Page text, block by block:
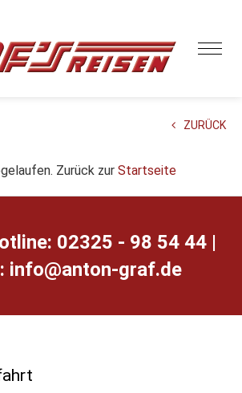
ZURÜCK
Zurück zur Startseite
02325 - 98 54 44 |
ed.farg-notna@ofni